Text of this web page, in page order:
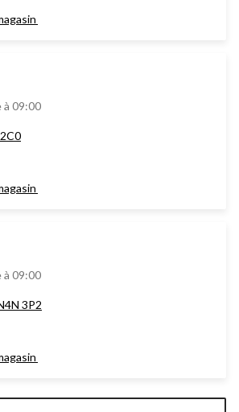
09:00
09:00
3P2